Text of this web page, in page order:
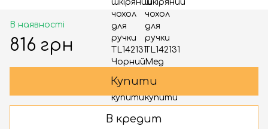
В наявності
816 грн
Купити
В кредит